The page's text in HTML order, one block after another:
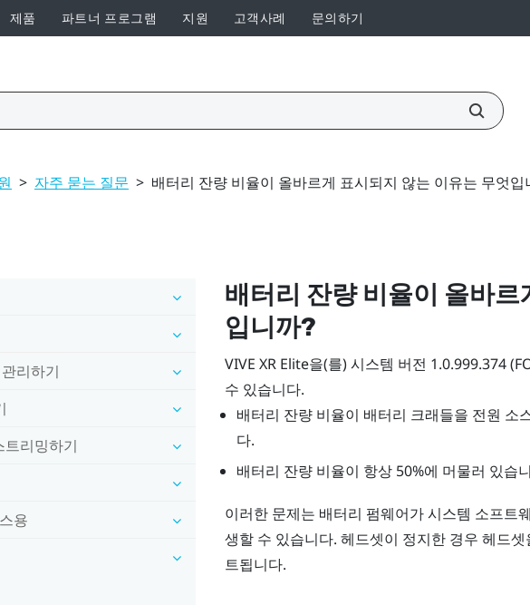
제품 파트너 프로그램 지원 고객사례 문의하기
> 자주 묻는 질문 > 배터리 잔량 비율이 올바르게 표시되지 않는 이유는 무엇입
리하기
리밍하기
용
배터리 잔량 비율이 올바
입니까?
VIVE XR Elite을(를) 시스템 버전 1.0.999.374
수 있습니다.
배터리 잔량 비율이 배터리 크래들을 전원 소
다.
배터리 잔량 비율이 항상 50%에 머물러 있습
이러한 문제는 배터리 펌웨어가 시스템 소프트
생할 수 있습니다. 헤드셋이 정지한 경우 헤드
트됩니다.